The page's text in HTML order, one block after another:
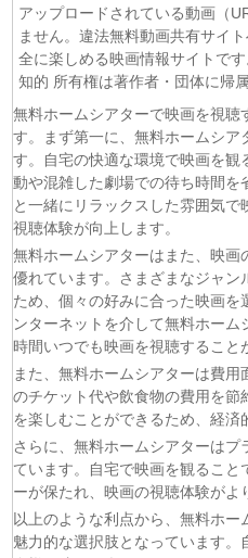
(08/08) 晩酌の流儀５ 〜夏編〜
(07/08)探偵のままでいて 第4
(07/08)ストレンジ-伊藤潤二の
(07/08)逃げ上手の若君 第二期
(07/08)神の雫 第18話
(07/08)うちの弟どもがすみま
(07/08) これ描いて死ね 第6話
(07/08) ここは俺に任せて先に行
説になっていた。 第6話
(07/08)領民0人スタートの辺境
(07/08)しもべの王子様 第6話
(07/08)転生したらスライムだ
(07/08)金曜ロードショー 動画
(07/08)
アップロードされている動画（
ません。違法無料動画共有サイ
全に楽しめる映画情報サイトで
知的 所有権は著作者・団体に帰
無料ホームシアターで映画を視聴
す。まず第一に、無料ホームシア
す。自宅の快適な環境で映画を
動や混雑した劇場での待ち時間を
と一緒にリラックスした雰囲気で
視聴体験が向上します。
無料ホームシアターはまた、映画
優れています。さまざまなジャン
ため、個々の好みに合った映画を
ンターネットを介して無料ホー
時間いつでも映画を視聴すること
また、無料ホームシアターは費
のチケット代や飲食物の費用を
を楽しむことができるため、経済
さらに、無料ホームシアターは
ています。自宅で映画を観るこ
ーが保たれ、映画の視聴体験がよ
以上のような利点から、無料ホ
魅力的な選択肢となっています